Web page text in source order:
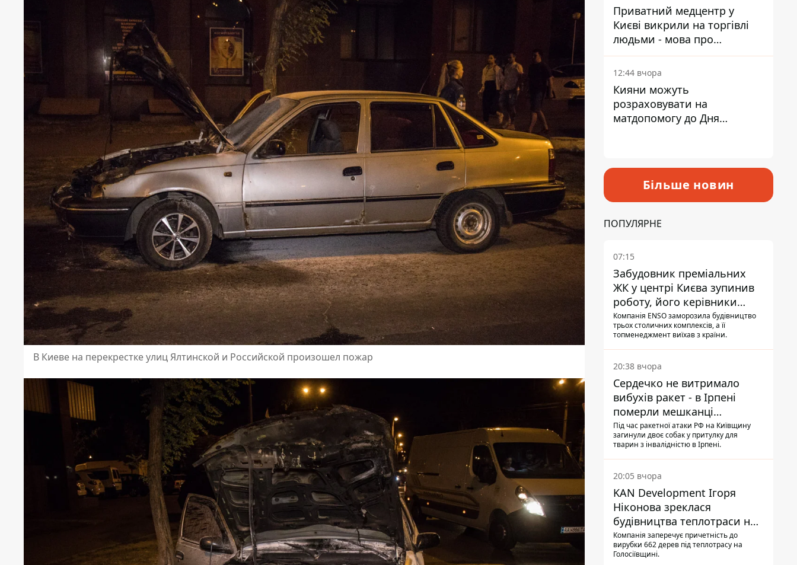
В Киеве на перекрестке улиц Ялтинской и Российской произошел пожар
Приватний медцентр у
Києві викрили на торгівлі
людьми - мова про
сурогатне материнство
12:44 вчора
Кияни можуть
розраховувати на
матдопомогу до Дня
Більше новин
ПОПУЛЯРНЕ
07:15
Забудовник преміальних
ЖК у центрі Києва зупинив
роботу, його керівники
втекли з України - Bihus.info
Компанія ENSO заморозила будівництво
трьох столичних комплексів, а її
топменеджмент виїхав з країни.
20:38 вчора
Сердечко не витримало
вибухів ракет - в Ірпені
померли мешканці
притулку для собак з
інвалідністю
Під час ракетної атаки РФ на Київщину
загинули двоє собак у притулку для
тварин з інвалідністю в Ірпені.
20:05 вчора
KAN Development Ігоря
Ніконова зреклася
будівництва теплотраси на
Теремках
Компанія заперечує причетність до
вирубки 662 дерев під теплотрасу на
Голосіївщині.